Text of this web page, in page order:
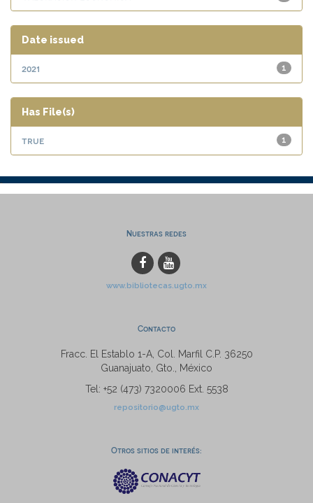
Date issued
1
2021
Has File(s)
1
true
Nuestras redes
www.bibliotecas.ugto.mx
Contacto
Fracc. El Establo 1-A, Col. Marfil C.P. 36250
Guanajuato, Gto., México
Tel: +52 (473) 7320006 Ext. 5538
repositorio@ugto.mx
Otros sitios de interés: